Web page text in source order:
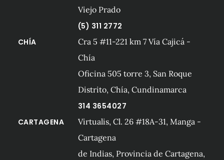
Viejo Prado
(5) 311 2772
CHÍA
Cra 5 #11-221 km 7 Vía Cajicá -
Chía
Oficina 505 torre 3, San Roque
Distrito, Chía, Cundinamarca
314 3654027
CARTAGENA
Virtualis, Cl. 26 #18A-31, Manga -
Cartagena
de Indias, Provincia de Cartagena,